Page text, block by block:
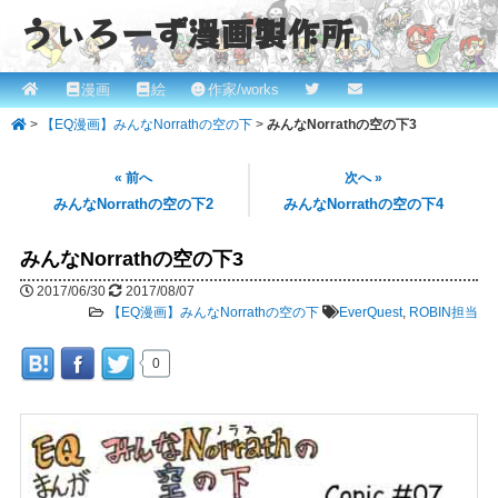
うぃろーず漫画製作所
ROBINとかっぱの漫画スタジオ！ willows.online
メ
イ
メ
イ
ン
テ
ツ
移
漫画 絵 作家/works
> 【EQ漫画】みんなNorrathの空の下 > みんなNorrathの空の下3
« 前へ
みんなNorrathの空の下2
次へ »
みんなNorrathの空の下4
みんなNorrathの空の下3
2017/06/30
2017/08/07
【EQ漫画】みんなNorrathの空の下
EverQuest, ROBIN担当
0